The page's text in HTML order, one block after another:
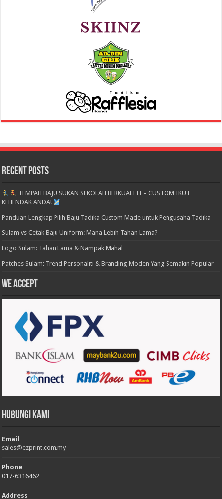
Recent Posts
TEMPAH BAJU SUKAN SEKOLAH BERKUALITI – CUSTOM IKUT
KEHENDAK ANDA!
Panduan Lengkap Pilih Baju Tadika Custom Made untuk Pengusaha Tadika
Sulam vs Cetak Baju Uniform: Mana Lebih Tahan Lama?
Logo Sulam: Tahan Lama & Nampak Mahal
Patches Sulam: Trend Personaliti & Branding Moden Yang Semakin Popular
We accept
Hubungi Kami
Email
sales@ezprint.com.my
Phone
017-6316462
Address